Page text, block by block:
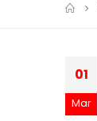
01
Mar